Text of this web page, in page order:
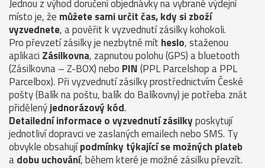
Jednou z výhod doručení objednávky na vybrané výdejní
místo je, že můžete sami určit čas, kdy si zboží
vyzvednete, a pověřit k vyzvednutí zásilky kohokoli.
Pro převzetí zásilky je nezbytné mít heslo, staženou
aplikaci Zásilkovna, zapnutou polohu (GPS) a bluetooth
(Zásilkovna – Z-BOX) nebo PIN(PPL Parcelshop a PPL
Parcelbox). Při vyzvednutí zásilky prostřednictvím České
pošty (Balík na poštu, balík do Balíkovny) je potřeba znát
přidělenýjednorázový kód.
Detailední informace o vyzvednutí zásilkyposkytují
jednotliví dopravci ve zaslaných emailech nebo SMS. Ty
obvykle obsahujípodmínky týkající se možných plateb
adobu uchování, během které je možné zásilku převzít.